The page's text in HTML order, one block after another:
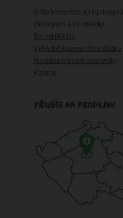
O bio kosmetice a eko drogerii
Ekologické a bio značky
Bio certifikáty
Vyhledat kosmetickou složku
Poradna přírodní kosmetiky
Kariéra
PŘIJĎTE NA PRODEJNU
4